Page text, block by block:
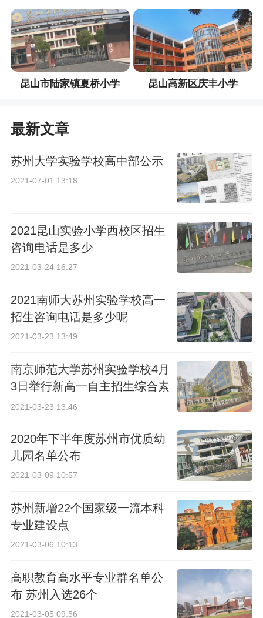
昆山市陆家镇夏桥小学 昆山高新区庆丰小学
最新文章
苏州大学实验学校高中部公示
2021-07-01 13:18
2021昆山实验小学西校区招生
咨询电话是多少
2021-03-24 16:27
2021南师大苏州实验学校高一
招生咨询电话是多少呢
2021-03-23 13:49
南京师范大学苏州实验学校4月
3日举行新高一自主招生综合素
质考查
2021-03-23 13:46
2020年下半年度苏州市优质幼
儿园名单公布
2021-03-09 10:57
苏州新增22个国家级一流本科
专业建设点
2021-03-06 10:13
高职教育高水平专业群名单公
布 苏州入选26个
2021-03-05 09:56